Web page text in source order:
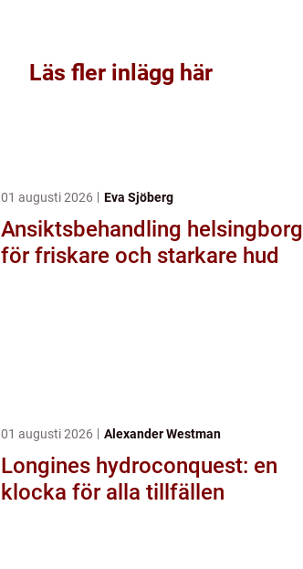
Läs fler inlägg här
01 augusti 2026 Eva Sjöberg
Ansiktsbehandling helsingborg
för friskare och starkare hud
01 augusti 2026 Alexander Westman
Longines hydroconquest: en
klocka för alla tillfällen